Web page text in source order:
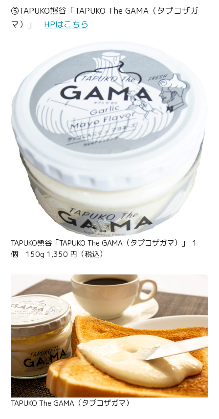
⑤TAPUKO熊谷「TAPUKO The GAMA（タプコザガ
マ）」 HPはこちら
TAPUKO熊谷「TAPUKO The GAMA（タプコザガマ）」 １
個 150g 1,350 円（税込）
TAPUKO The GAMA（タプコザガマ）